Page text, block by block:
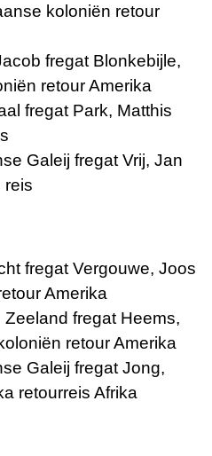
koloniën retour
fregat Blonkebijle,
retour Amerika
fregat Park, Matthis
Galeij fregat Vrij, Jan
reis
fregat Vergouwe, Joos
Amerika
fregat Heems,
retour Amerika
Galeij fregat Jong,
retourreis Afrika